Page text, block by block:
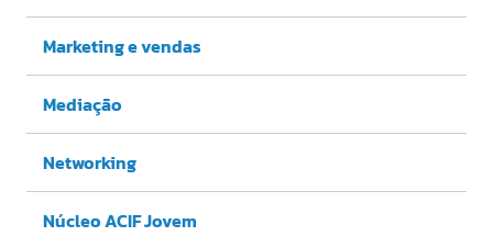
Marketing e vendas
Mediação
Networking
Núcleo ACIF Jovem